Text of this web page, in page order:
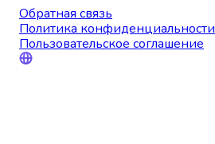
Обратная связь
Политика конфиденциальности
Пользовательское соглашение